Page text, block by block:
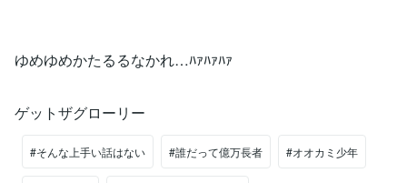
ゆめゆめかたるるなかれ…ﾊｧﾊｧﾊｧ
ゲットザグローリー
#そんな上手い話はない #誰だって億万長者 #オオカミ少年